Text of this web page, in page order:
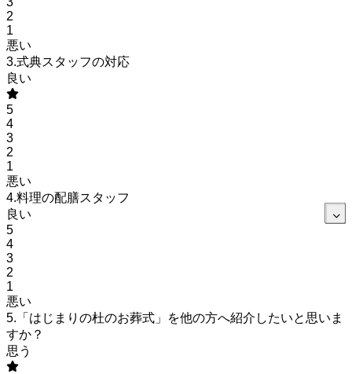
2
1
悪い
3.式典スタッフの対応
良い
5
4
3
2
1
悪い
4.料理の配膳スタッフ
良い
5
4
3
2
1
悪い
5.「はじまりの杜のお葬式」を他の方へ紹介したいと思いま
すか？
思う